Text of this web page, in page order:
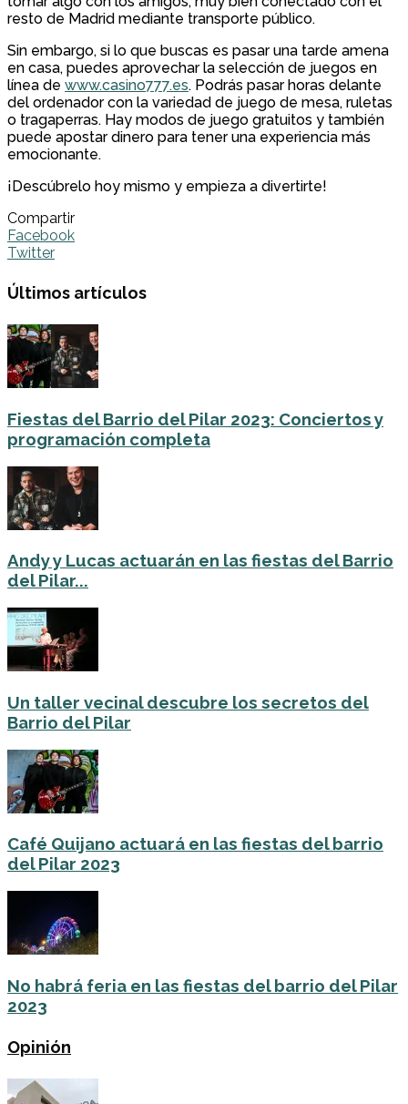
resto de Madrid mediante transporte público.
Sin embargo, si lo que buscas es pasar una tarde amena
en casa, puedes aprovechar la selección de juegos en
línea de www.casino777.es. Podrás pasar horas delante
del ordenador con la variedad de juego de mesa, ruletas
o tragaperras. Hay modos de juego gratuitos y también
puede apostar dinero para tener una experiencia más
emocionante.
¡Descúbrelo hoy mismo y empieza a divertirte!
Compartir
Facebook
Twitter
Últimos artículos
Fiestas del Barrio del Pilar 2023: Conciertos y
programación completa
Andy y Lucas actuarán en las fiestas del Barrio
del Pilar...
Un taller vecinal descubre los secretos del
Barrio del Pilar
Café Quijano actuará en las fiestas del barrio
del Pilar 2023
No habrá feria en las fiestas del barrio del Pilar
2023
Opinión